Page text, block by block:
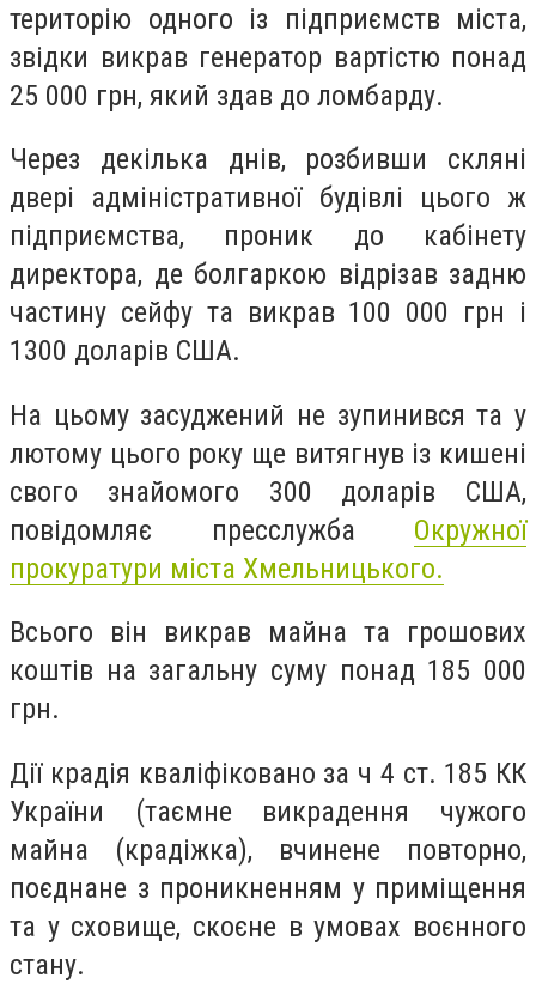
територію одного із підприємств міста,
звідки викрав генератор вартістю понад
25 000 грн, який здав до ломбарду.
Через декілька днів, розбивши скляні
двері адміністративної будівлі цього ж
підприємства, проник до кабінету
директора, де болгаркою відрізав задню
частину сейфу та викрав 100 000 грн і
1300 доларів США.
На цьому засуджений не зупинився та у
лютому цього року ще витягнув із кишені
свого знайомого 300 доларів США,
повідомляє пресслужба Окружної
прокуратури міста Хмельницького.
Всього він викрав майна та грошових
коштів на загальну суму понад 185 000
грн.
Дії крадія кваліфіковано за ч 4 ст. 185 КК
України (таємне викрадення чужого
майна (крадіжка), вчинене повторно,
поєднане з проникненням у приміщення
та у сховище, скоєне в умовах воєнного
стану.